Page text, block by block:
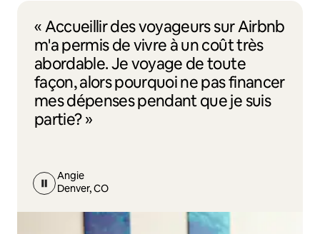
« Accueillir des voyageurs sur Airbnb
m'a permis de vivre à un coût très
abordable. Je voyage de toute
façon, alors pourquoi ne pas financer
mes dépenses pendant que je suis
partie? »
Angie
Denver, CO